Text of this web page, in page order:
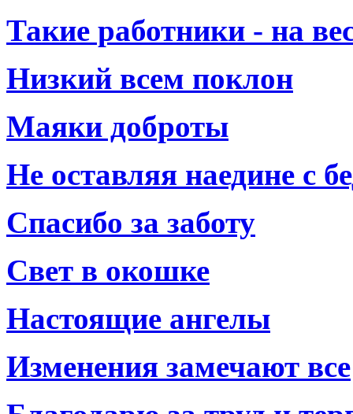
Такие работники - на
Низкий всем поклон
Маяки доброты
Не оставляя наедине с
Спасибо за заботу
Свет в окошке
Настоящие ангелы
Изменения замечают все